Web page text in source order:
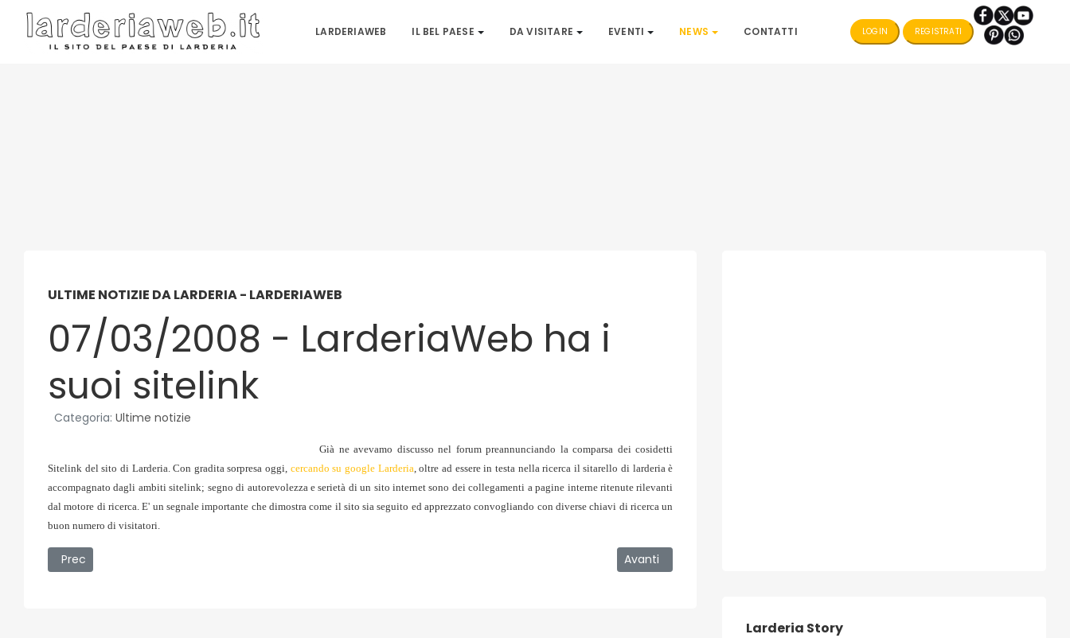
LARDERIAWEB IL BEL PAESE DA VISITARE EVENTI NEWS CONTATTI LOGIN REGISTRATI
ULTIME NOTIZIE DA LARDERIA - LARDERIAWEB
07/03/2008 - LarderiaWeb ha i
suoi sitelink
Categoria: Ultime notizie
Già ne avevamo discusso nel forum preannunciando la comparsa dei cosidetti
Sitelink del sito di Larderia. Con gradita sorpresa oggi, cercando su google Larderia, oltre ad essere in testa nella ricerca il sitarello di larderia è
accompagnato dagli ambiti sitelink; segno di autorevolezza e serietà di un sito internet sono dei collegamenti a pagine interne ritenute rilevanti
dal motore di ricerca. E' un segnale importante che dimostra come il sito sia seguito ed apprezzato convogliando con diverse chiavi di ricerca un
buon numero di visitatori.
Articolo precedente: 10/03/2008 - Ancora un locale non a norma a Larderia
Prec Articolo successivo: 07/03/2008 - Apre un centro selezione e pressatura rifiuti a
Avanti
Larderia Story